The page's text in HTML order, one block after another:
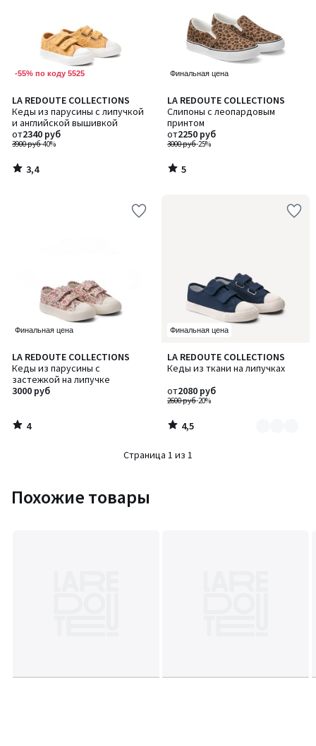
-55% по коду 5525
LA REDOUTE COLLECTIONS
Кеды из парусины с липучкой
и английской вышивкой
3900 руб-40%
от2340 руб
3,4
/ 5
3,4
/
Финальная цена
LA REDOUTE COLLECTIONS
Слипоны с леопардовым
принтом
3000 руб-25%
от2250 руб
5
/
5
5
/
Финальная цена
LA REDOUTE COLLECTIONS
Кеды из парусины с
застежкой на липучке
3000 руб
4
/
5
4
/
Финальная цена
LA REDOUTE COLLECTIONS
Кеды из ткани на липучках
2600 руб-20%
от2080 руб
4,5
/ 5
Количество
цветов:
4,5
/
Страница 1 из 1
Похожие товары